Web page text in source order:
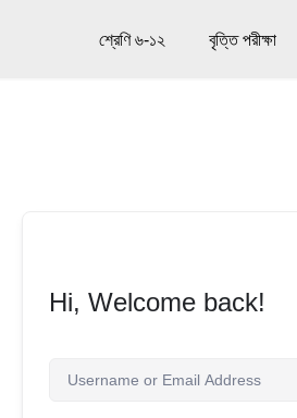
শ্রেণি ৬-১২ বৃত্তি পরীক্ষা
Hi, Welcome back!